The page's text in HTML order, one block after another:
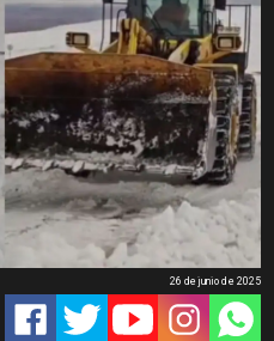
26 de junio de 2025